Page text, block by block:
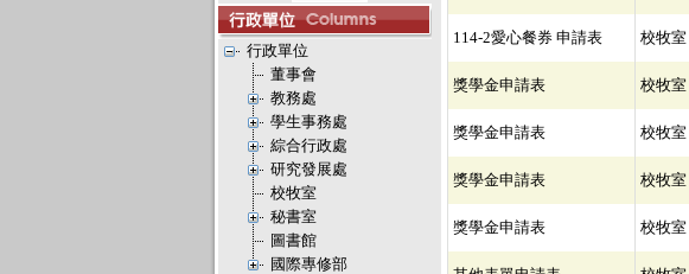
行政單位
董事會
教務處
學生事務處
綜合行政處
研究發展處
校牧室
秘書室
圖書館
國際專修部
114-2愛心餐券 申請表 校牧室
獎學金申請表 校牧室
獎學金申請表 校牧室
獎學金申請表 校牧室
獎學金申請表 校牧室